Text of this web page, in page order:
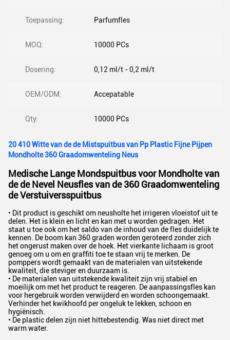
Toepassing: Parfumfles
MOQ: 10000 PCs
Dosering: 0,12 ml/t - 0,2 ml/t
OEM/ODM: Accepatable
Qty: 10000 PCs
20 410 Witte van de de Mistspuitbus van Pp Plastic Fijne Pijpen
Mondholte 360 Graadomwenteling Neus
Medische Lange Mondspuitbus voor Mondholte van
de de Nevel Neusfles van de 360 Graadomwenteling
de Verstuiversspuitbus
• Dit product is geschikt om neusholte het irrigeren vloeistof uit te
delen. Het is klein en licht en kan met u worden gedragen. Het
staat u toe ook om het saldo van de inhoud van de fles duidelijk te
kennen. De boom kan 360 graden worden geroteerd zonder zich
het ongerust maken over de hoek. Het vierkante lichaam is groot
genoeg om u om en graffiti toe te staan vrij te merken. De
pomppers wordt gemaakt van de materialen van uitstekende
kwaliteit, die steviger en duurzaam is.
• De materialen van uitstekende kwaliteit zijn vrij stabiel en
moeilijk om met het product te reageren. De aanpassingsfles kan
voor hergebruik worden verwijderd en worden schoongemaakt.
Verhinder het kwikhoofd per ongeluk te lekken, schoon en
hygiënisch.
• De plastic delen zijn niet hittebestendig. Was niet direct met
warm water.